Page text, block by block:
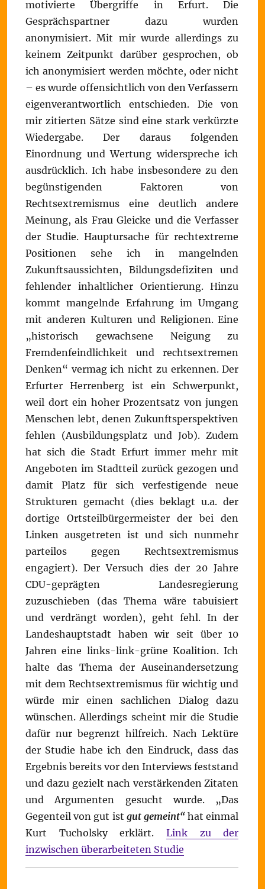
motivierte Übergriffe in Erfurt. Die
Gesprächspartner dazu wurden
anonymisiert. Mit mir wurde allerdings zu
keinem Zeitpunkt darüber gesprochen, ob
ich anonymisiert werden möchte, oder nicht
– es wurde offensichtlich von den Verfassern
eigenverantwortlich entschieden. Die von
mir zitierten Sätze sind eine stark verkürzte
Wiedergabe. Der daraus folgenden
Einordnung und Wertung widerspreche ich
ausdrücklich. Ich habe insbesondere zu den
begünstigenden Faktoren von
Rechtsextremismus eine deutlich andere
Meinung, als Frau Gleicke und die Verfasser
der Studie. Hauptursache für rechtextreme
Positionen sehe ich in mangelnden
Zukunftsaussichten, Bildungsdefiziten und
fehlender inhaltlicher Orientierung. Hinzu
kommt mangelnde Erfahrung im Umgang
mit anderen Kulturen und Religionen. Eine
„historisch gewachsene Neigung zu
Fremdenfeindlichkeit und rechtsextremen
Denken“ vermag ich nicht zu erkennen. Der
Erfurter Herrenberg ist ein Schwerpunkt,
weil dort ein hoher Prozentsatz von jungen
Menschen lebt, denen Zukunftsperspektiven
fehlen (Ausbildungsplatz und Job). Zudem
hat sich die Stadt Erfurt immer mehr mit
Angeboten im Stadtteil zurück gezogen und
damit Platz für sich verfestigende neue
Strukturen gemacht (dies beklagt u.a. der
dortige Ortsteilbürgermeister der bei den
Linken ausgetreten ist und sich nunmehr
parteilos gegen Rechtsextremismus
engagiert). Der Versuch dies der 20 Jahre
CDU-geprägten Landesregierung
zuzuschieben (das Thema wäre tabuisiert
und verdrängt worden), geht fehl. In der
Landeshauptstadt haben wir seit über 10
Jahren eine links-link-grüne Koalition. Ich
halte das Thema der Auseinandersetzung
mit dem Rechtsextremismus für wichtig und
würde mir einen sachlichen Dialog dazu
wünschen. Allerdings scheint mir die Studie
dafür nur begrenzt hilfreich. Nach Lektüre
der Studie habe ich den Eindruck, dass das
Ergebnis bereits vor den Interviews feststand
und dazu gezielt nach verstärkenden Zitaten
und Argumenten gesucht wurde. „Das
Gegenteil von gut ist gut gemeint“ hat einmal
Kurt Tucholsky erklärt.Link zu der
inzwischen überarbeiteten Studie